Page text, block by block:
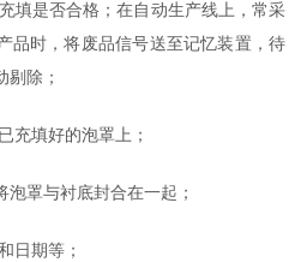
是否合格；在自动生产线上，常采
品时，将废品信号送至记忆装置，待
除；
填好的泡罩上；
罩与衬底封合在一起；
期等；